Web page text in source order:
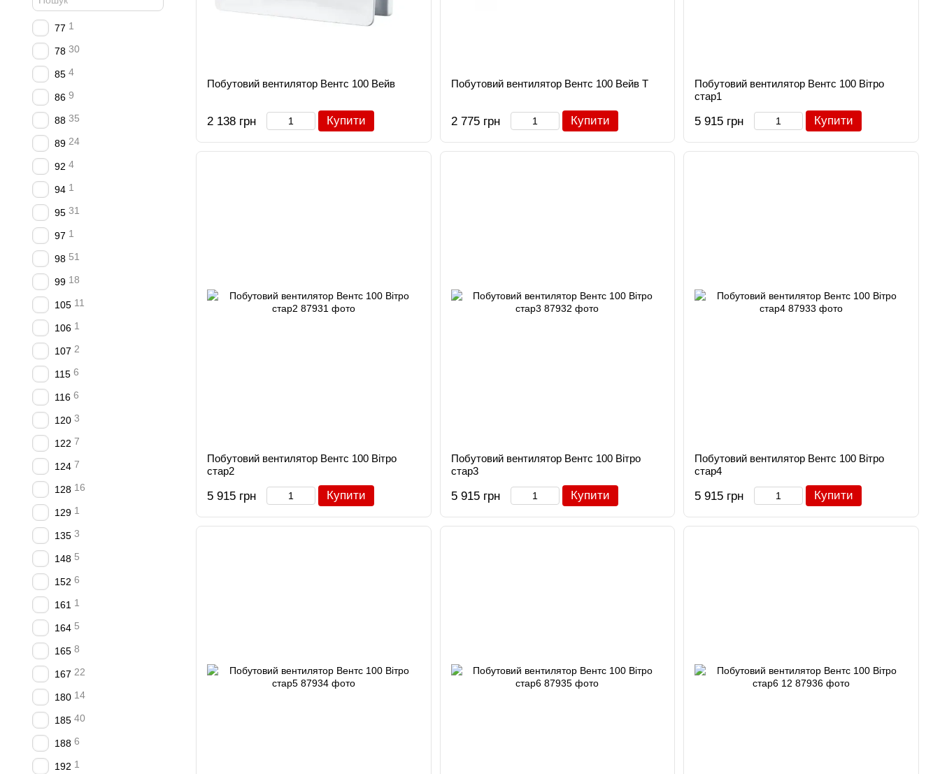
Побутовий вентилятор Вентс 100 Вейв
2 138 грн Купити
Побутовий вентилятор Вентс 100 Вейв T
2 775 грн Купити
Побутовий вентилятор Вентс 100 Вітро
стар1
5 915 грн Купити
Побутовий вентилятор Вентс 100 Вітро
стар2
5 915 грн Купити
Побутовий вентилятор Вентс 100 Вітро
стар3
5 915 грн Купити
Побутовий вентилятор Вентс 100 Вітро
стар4
5 915 грн Купити
77 1
78 30
85 4
86 9
88 35
89 24
92 4
94 1
95 31
97 1
98 51
99 18
105 11
106 1
107 2
115 6
116 6
120 3
122 7
124 7
128 16
129 1
135 3
148 5
152 6
161 1
164 5
165 8
167 22
180 14
185 40
188 6
192 1